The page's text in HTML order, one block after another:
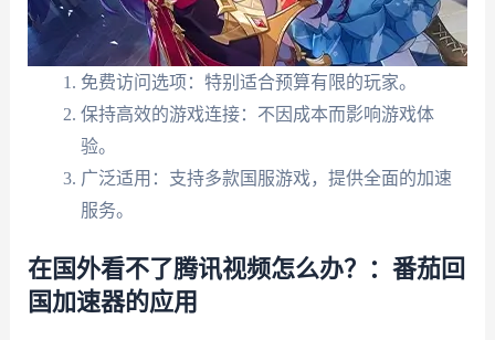
免费访问选项：特别适合预算有限的玩家。
保持高效的游戏连接：不因成本而影响游戏体
验。
广泛适用：支持多款国服游戏，提供全面的加速
服务。
在国外看不了腾讯视频怎么办？：番茄回
国加速器的应用